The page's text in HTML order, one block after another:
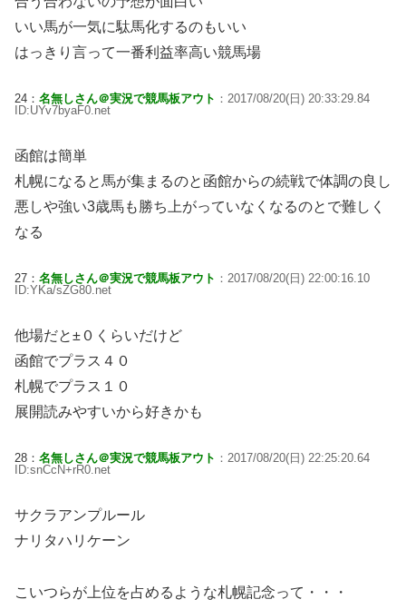
いい馬が一気に駄馬化するのもいい
はっきり言って一番利益率高い競馬場
24： 名無しさん＠実況で競馬板アウト ：2017/08/20(日) 20:33:29.84
ID:UYv7byaF0.net
函館は簡単
札幌になると馬が集まるのと函館からの続戦で体調の良し
悪しや強い3歳馬も勝ち上がっていなくなるのとで難しく
なる
27： 名無しさん＠実況で競馬板アウト ：2017/08/20(日) 22:00:16.10
ID:YKa/sZG80.net
他場だと±０くらいだけど
函館でプラス４０
札幌でプラス１０
展開読みやすいから好きかも
28： 名無しさん＠実況で競馬板アウト ：2017/08/20(日) 22:25:20.64
ID:snCcN+rR0.net
サクラアンプルール
ナリタハリケーン
こいつらが上位を占めるような札幌記念って・・・